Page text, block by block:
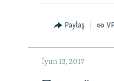
Paylaş
İyun 13, 2017